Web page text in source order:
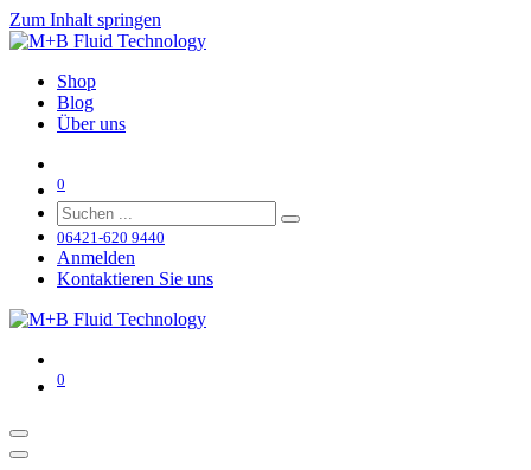
Zum Inhalt springen
Shop
Blog
Über uns
0
06421-620 9440
Anmelden
Kontaktieren Sie uns
0